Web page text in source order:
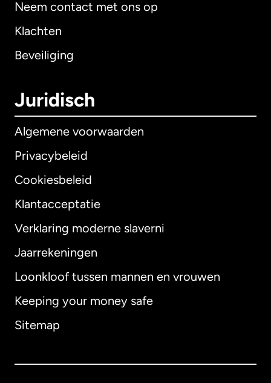
Neem contact met ons op
Klachten
Beveiliging
Juridisch
Algemene voorwaarden
Privacybeleid
Cookiesbeleid
Klantacceptatie
Verklaring moderne slaverni
Jaarrekeningen
Loonkloof tussen mannen en vrouwen
Keeping your money safe
Sitemap
Internationaal English
Australië